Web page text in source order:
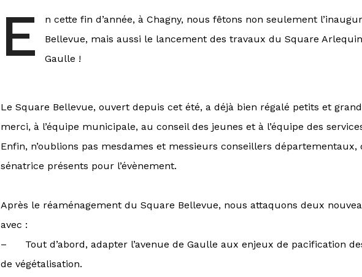
E
n cette fin d’année, à Chagny, nous fêtons non seulement
Bellevue, mais aussi le lancement des travaux du Square Arlequin
Gaulle !
Le Square Bellevue, ouvert depuis cet été, a déjà bien régalé petits et
merci, à l’équipe municipale, au conseil des jeunes et à l’équipe des
Enfin, n’oublions pas mesdames et messieurs conseillers départementaux,
sénatrice présents pour l’évènement.
Après le réaménagement du Square Bellevue, nous attaquons deux
avec :
– Tout d’abord, adapter l’avenue de Gaulle aux enjeux de pacification
de végétalisation.